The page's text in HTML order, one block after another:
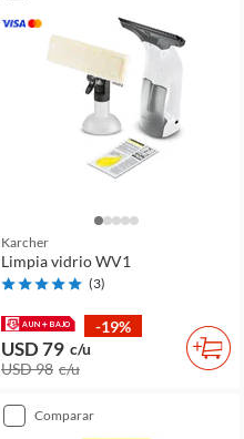
Karcher
Limpia vidrio WV1
(3)
-19%
USD 79 c/u
USD 98 c/u
comparar